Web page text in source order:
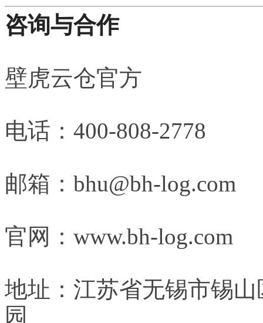
咨询与合作
壁虎云仓官方
电话：400-808-2778
邮箱：bhu@bh-log.com
官网：www.bh-log.com
地址：江苏省无锡市锡
园